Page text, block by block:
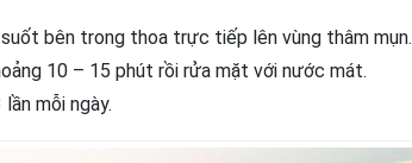
bên trong thoa trực tiếp lên vùng thâm mụn.
10 – 15 phút rồi rửa mặt với nước mát.
mỗi ngày.